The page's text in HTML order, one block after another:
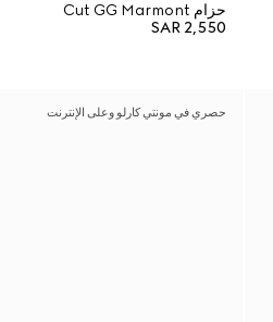
حزام Cut GG Marmont
SAR 2,550
حصري في مونتي كارلو وعلى الإنترنت